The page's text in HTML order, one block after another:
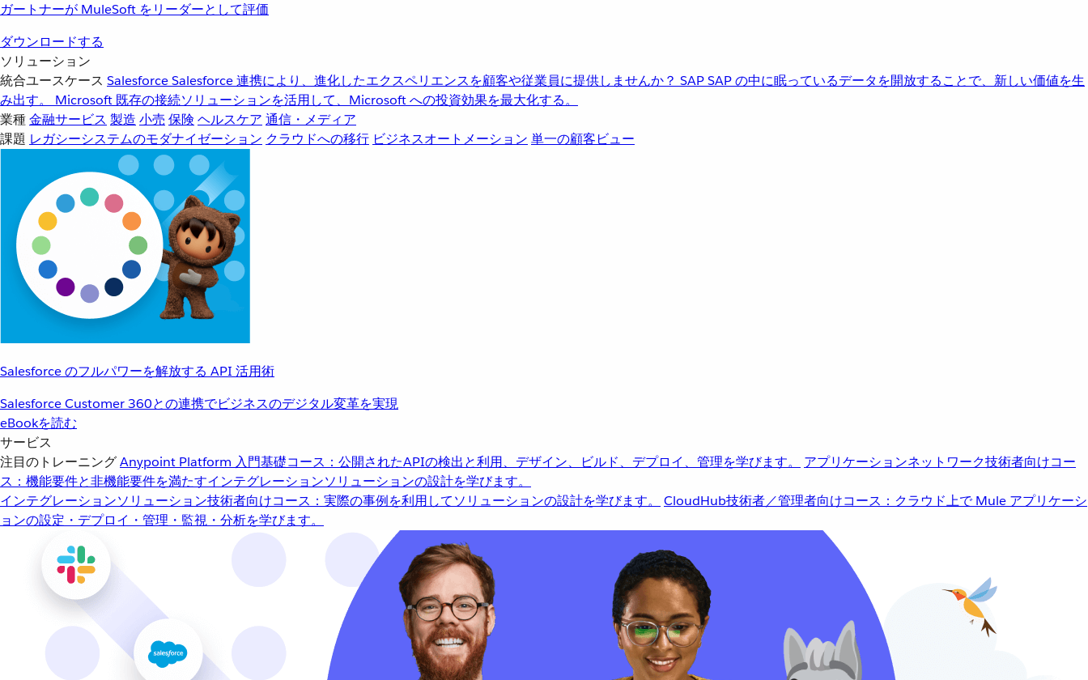
ガートナーが MuleSoft をリーダーとして評価
ダウンロードする
ソリューション
統合ユースケース SalesforceSalesforce 連携により、進化したエクスペリエンスを顧客や従業員に提供しませんか？ SAPSAP の中に眠っているデータを開放することで、新しい価値を生
み出す。
Microsoft 既存の接続ソリューションを活用して、Microsoft への投資効果を最大化する。
業種金融サービス 製造 小売 保険 ヘルスケア 通信・メディア
課題 レガシーシステムのモダナイゼーション クラウドへの移行 ビジネスオートメーション 単一の顧客ビュー
Salesforce のフルパワーを解放する API 活用術
Salesforce Customer 360との連携でビジネスのデジタル変革を実現
eBookを読む
サービス
注目のトレーニングAnypoint Platform 入門基礎コース：公開されたAPIの検出と利用、デザイン、ビルド、デプロイ、管理を学びます。 アプリケーションネットワーク技術者向けコー
ス：機能要件と非機能要件を満たすインテグレーションソリューションの設計を学びます。
インテグレーションソリューション技術者向けコース：実際の事例を利用してソリューションの設計を学びます。 CloudHub技術者／管理者向けコース：クラウド上で Mule アプリケーシ
ョンの設定・デプロイ・管理・監視・分析を学びます。